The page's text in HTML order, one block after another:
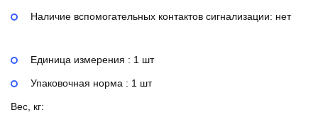
Наличие вспомогательных контактов сигнализации: нет
Единица измерения : 1 шт
Упаковочная норма : 1 шт
Вес, кг: